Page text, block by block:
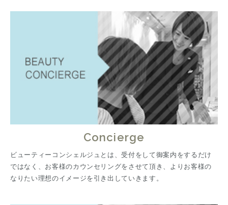
Concierge
ビューティーコンシェルジュとは、受付をして御案内をするだけ
ではなく、お客様のカウンセリングをさせて頂き、よりお客様の
なりたい理想のイメージを引き出していきます。